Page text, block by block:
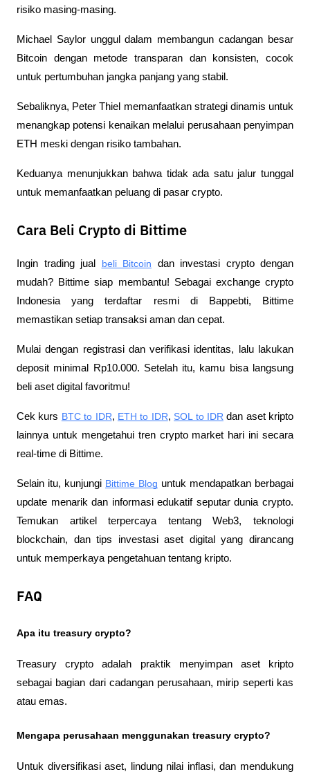
risiko masing-masing.
Michael Saylor unggul dalam membangun cadangan besar
Bitcoin dengan metode transparan dan konsisten, cocok
untuk pertumbuhan jangka panjang yang stabil.
Sebaliknya, Peter Thiel memanfaatkan strategi dinamis untuk
menangkap potensi kenaikan melalui perusahaan penyimpan
ETH meski dengan risiko tambahan.
Keduanya menunjukkan bahwa tidak ada satu jalur tunggal
untuk memanfaatkan peluang di pasar crypto.
Cara Beli Crypto di Bittime
Ingin trading jual beli Bitcoin dan investasi crypto dengan
mudah? Bittime siap membantu! Sebagai exchange crypto
Indonesia yang terdaftar resmi di Bappebti, Bittime
memastikan setiap transaksi aman dan cepat.
Mulai dengan registrasi dan verifikasi identitas, lalu lakukan
deposit minimal Rp10.000. Setelah itu, kamu bisa langsung
beli aset digital favoritmu!
Cek kurs BTC to IDR, ETH to IDR, SOL to IDR dan aset kripto
lainnya untuk mengetahui tren crypto market hari ini secara
real-time di Bittime.
Selain itu, kunjungi Bittime Blog untuk mendapatkan berbagai
update menarik dan informasi edukatif seputar dunia crypto.
Temukan artikel terpercaya tentang Web3, teknologi
blockchain, dan tips investasi aset digital yang dirancang
untuk memperkaya pengetahuan tentang kripto.
FAQ
Apa itu treasury crypto?
Treasury crypto adalah praktik menyimpan aset kripto
sebagai bagian dari cadangan perusahaan, mirip seperti kas
atau emas.
Mengapa perusahaan menggunakan treasury crypto?
Untuk diversifikasi aset, lindung nilai inflasi, dan mendukung